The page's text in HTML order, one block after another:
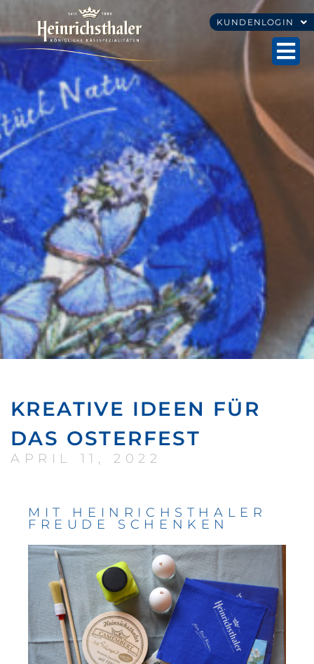
KUNDENLOGIN
KREATIVE IDEEN FÜR
DAS OSTERFEST
APRIL 11, 2022
MIT HEINRICHSTHALER
FREUDE SCHENKEN